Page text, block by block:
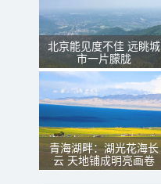
北京能见度不佳 远眺城
市一片朦胧
青海湖畔：湖光花海长
云 天地铺成明亮画卷